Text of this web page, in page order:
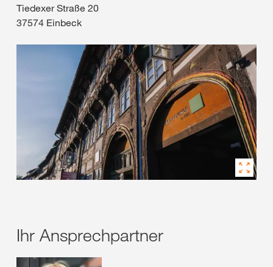
Tiedexer Straße 20
37574 Einbeck
Ihr Ansprechpartner